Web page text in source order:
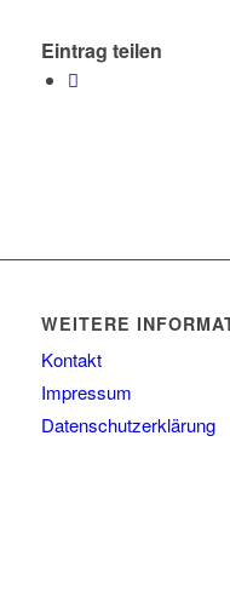
Eintrag teilen
WEITERE
Kontakt
Impressum
Datenschutzerklärung